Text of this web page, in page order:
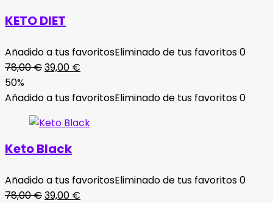
KETO DIET
Añadido a tus favoritosEliminado de tus favoritos0
78,00€El
original
78,00 €.
39,00 €
actual
39,00 €.
50%
Añadido a tus favoritosEliminado de tus favoritos0
Keto Black
Añadido a tus favoritosEliminado de tus favoritos0
78,00€El
39,00 €